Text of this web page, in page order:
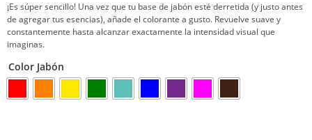
¡Es súper sencillo! Una vez que tu base de jabón esté derretida (y justo antes
de agregar tus esencias), añade el colorante a gusto. Revuelve suave y
constantemente hasta alcanzar exactamente la intensidad visual que
imaginas.
Color Jabón